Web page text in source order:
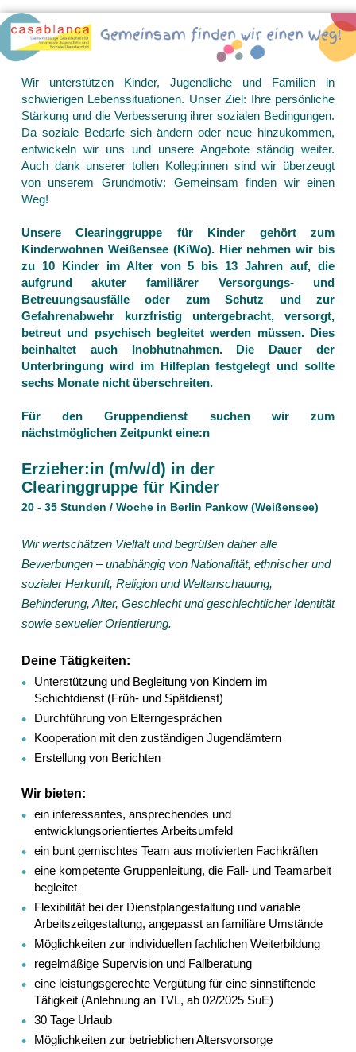
Wir unterstützen Kinder, Jugendliche und Familien in
schwierigen Lebenssituationen. Unser Ziel: Ihre persönliche
Stärkung und die Verbesserung ihrer sozialen Bedingungen.
Da soziale Bedarfe sich ändern oder neue hinzukommen,
entwickeln wir uns und unsere Angebote ständig weiter.
Auch dank unserer tollen Kolleg:innen sind wir überzeugt
von unserem Grundmotiv: Gemeinsam finden wir einen
Weg!
Unsere Clearinggruppe für Kinder gehört zum
Kinderwohnen Weißensee (KiWo). Hier nehmen wir bis
zu 10 Kinder im Alter von 5 bis 13 Jahren auf, die
aufgrund akuter familiärer Versorgungs- und
Betreuungsausfälle oder zum Schutz und zur
Gefahrenabwehr kurzfristig untergebracht, versorgt,
betreut und psychisch begleitet werden müssen. Dies
beinhaltet auch Inobhutnahmen. Die Dauer der
Unterbringung wird im Hilfeplan festgelegt und sollte
sechs Monate nicht überschreiten.
Für den Gruppendienst suchen wir zum
nächstmöglichen Zeitpunkt eine:n
Erzieher:in (m/w/d) in der
Clearinggruppe für Kinder
20 - 35 Stunden / Woche in Berlin Pankow (Weißensee)
Wir wertschätzen Vielfalt und begrüßen daher alle
Bewerbungen – unabhängig von Nationalität, ethnischer und
sozialer Herkunft, Religion und Weltanschauung,
Behinderung, Alter, Geschlecht und geschlechtlicher Identität
sowie sexueller Orientierung.
Deine Tätigkeiten:
Unterstützung und Begleitung von Kindern im
Schichtdienst (Früh- und Spätdienst)
Durchführung von Elterngesprächen
Kooperation mit den zuständigen Jugendämtern
Erstellung von Berichten
Wir bieten:
ein interessantes, ansprechendes und
entwicklungsorientiertes Arbeitsumfeld
ein bunt gemischtes Team aus motivierten Fachkräften
eine kompetente Gruppenleitung, die Fall- und Teamarbeit
begleitet
Flexibilität bei der Dienstplangestaltung und variable
Arbeitszeitgestaltung, angepasst an familiäre Umstände
Möglichkeiten zur individuellen fachlichen Weiterbildung
regelmäßige Supervision und Fallberatung
eine leistungsgerechte Vergütung für eine sinnstiftende
Tätigkeit (Anlehnung an TVL, ab 02/2025 SuE)
30 Tage Urlaub
Möglichkeiten zur betrieblichen Altersvorsorge